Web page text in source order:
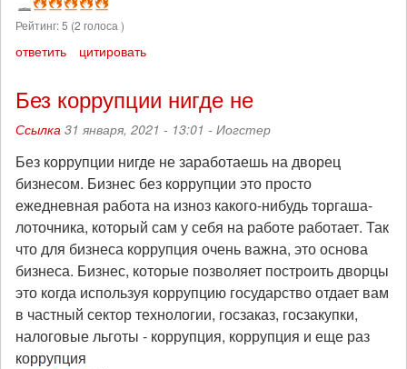
Рейтинг:5 (2 голоса )
ответить цитировать
Без коррупции нигде не
Ссылка 31 января, 2021 - 13:01 - Иогстер
Без коррупции нигде не заработаешь на дворец
бизнесом. Бизнес без коррупции это просто
ежедневная работа на изноз какого-нибудь торгаша-
лоточника, который сам у себя на работе работает. Так
что для бизнеса коррупция очень важна, это основа
бизнеса. Бизнес, которые позволяет построить дворцы
это когда используя коррупцию государство отдает вам
в частный сектор технологии, госзаказ, госзакупки,
налоговые льготы - коррупция, коррупция и еще раз
коррупция